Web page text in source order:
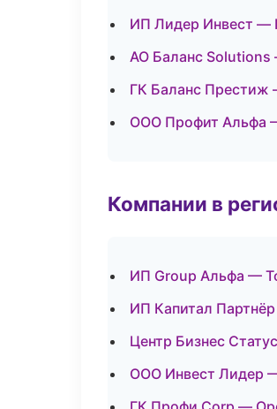
ИП Лидер Инвест —
АО Баланс Solutions
ГК Баланс Престиж
ООО Профит Альфа
Компании в
ИП Group Альфа —
ИП Капитал
Центр Бизнес
ООО Инвест Лидер